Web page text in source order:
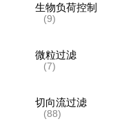
生物负荷控制
(9)
微粒过滤
(7)
切向流过滤
(88)